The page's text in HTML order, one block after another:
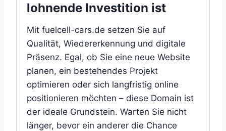
lohnende Investition ist
Mit fuelcell-cars.de setzen Sie auf
Qualität, Wiedererkennung und digitale
Präsenz. Egal, ob Sie eine neue Website
planen, ein bestehendes Projekt
optimieren oder sich langfristig online
positionieren möchten – diese Domain ist
der ideale Grundstein. Warten Sie nicht
länger, bevor ein anderer die Chance